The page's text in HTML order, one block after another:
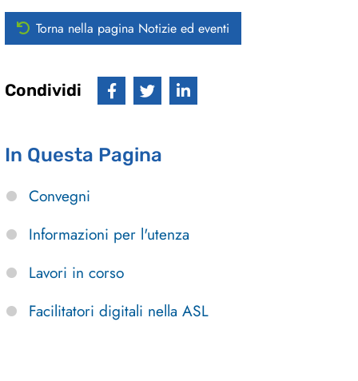
Torna nella pagina Notizie ed eventi
Condividi
In Questa Pagina
Convegni
Informazioni per l'utenza
Lavori in corso
Facilitatori digitali nella ASL